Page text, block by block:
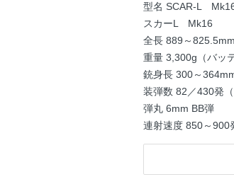
型名 SCAR-L
スカーL Mk16
全長 889～
重量 3,300g（バッ
銃身長 300～
装弾数 82／430発
弾丸 6mm BB弾
連射速度 850～900